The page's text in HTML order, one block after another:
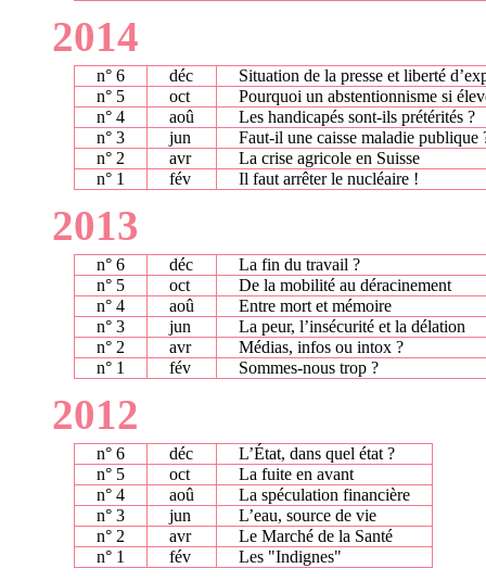
2014
n° 6 déc
Situation de la presse et liberté
n° 5
oct
Pourquoi un abstentionnisme si
n° 4
aoû
Les handicapés sont-ils prétérités ?
n° 3
jun
Faut-il une caisse maladie publique
n° 2
avr
La crise agricole en Suisse
n° 1
fév Il faut arrêter le nucléaire !
2013
n° 6 déc
La fin du travail ?
n° 5
oct
De la mobilité au déracinement
n° 4
aoû
Entre mort et mémoire
n° 3
jun
La peur, l’insécurité et la délation
n° 2
avr
Médias, infos ou intox ?
n° 1
fév Sommes-nous trop ?
2012
n° 6 déc
L’État, dans quel état ?
n° 5
oct
La fuite en avant
n° 4
aoû
La spéculation financière
n° 3
jun
L’eau, source de vie
n° 2
avr
Le Marché de la Santé
n° 1
fév Les "Indignes"